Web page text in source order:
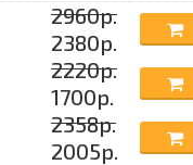
2960р.
2380р.
2220р.
1700р.
2358р.
2005р.